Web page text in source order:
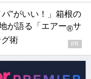
パ”がいい！」箱根の
が語る「エアー®サ
グ術 PR